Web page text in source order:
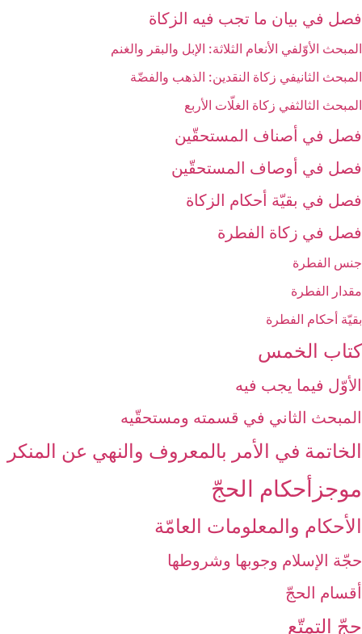
فصل في بيان ما تجب فيه الزكاة
المبحث الأوّل‏في الأنعام الثلاثة: الإبل والبقر والغنم‏
المبحث الثاني‏في زكاة النقدين: الذهب والفضّة
المبحث الثالث‏في زكاة الغلّات الأربع‏
فصل في أصناف المستحقّين‏
فصل في أوصاف المستحقّين‏
فصل في بقيّة أحكام الزكاة
فصل في زكاة الفطرة
جنس الفطرة
مقدار الفطرة
بقيّة أحكام الفطرة
كتاب الخمس‏
الأوّل فيما يجب فيه‏
المبحث الثاني في قسمته ومستحقّيه‏
الخاتمة في الأمر بالمعروف والنهي عن المنكر
موجزأحكام الحجّ‏
الأحكام والمعلومات العامّة
حجّة الإسلام وجوبها وشروطها
أقسام الحجّ‏
حجّ التمتّع‏